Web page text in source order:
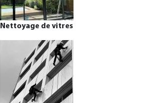
Nettoyage de vitres